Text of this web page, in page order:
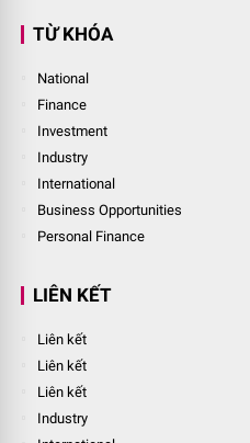
TỪ KHÓA
National
Finance
Investment
Industry
International
Business Opportunities
Personal Finance
LIÊN KẾT
Liên kết
Liên kết
Liên kết
Industry